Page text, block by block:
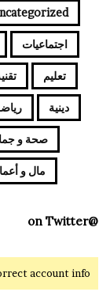
اجتماعيات
تعليم
دينية
صحة و
مال و
@on Twitter
account info.